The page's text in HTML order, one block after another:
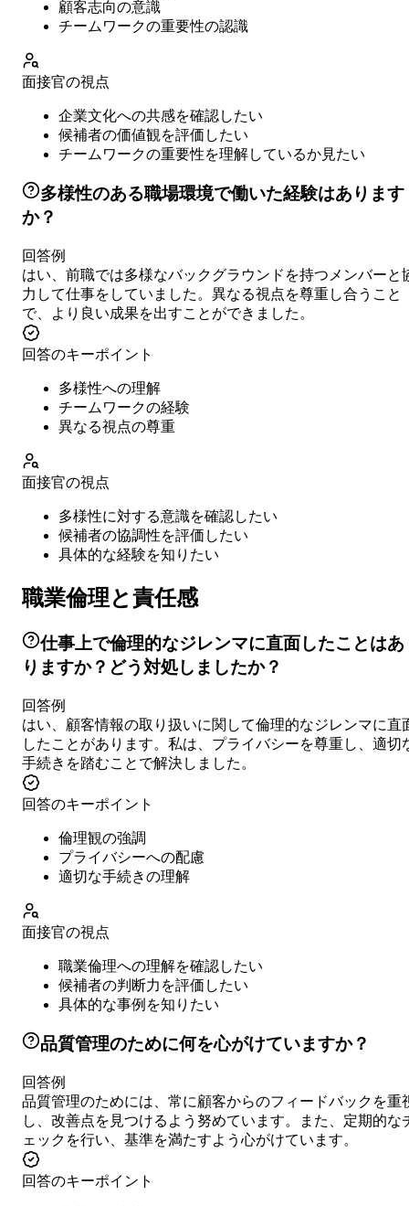
顧客志向の意識
チームワークの重要性の認識
面接官の視点
企業文化への共感を確認したい
候補者の価値観を評価したい
チームワークの重要性を理解しているか見たい
多様性のある職場環境で働いた経験はあります
か？
回答例
はい、前職では多様なバックグラウンドを持つメンバーと
力して仕事をしていました。異なる視点を尊重し合うこと
で、より良い成果を出すことができました。
回答のキーポイント
多様性への理解
チームワークの経験
異なる視点の尊重
面接官の視点
多様性に対する意識を確認したい
候補者の協調性を評価したい
具体的な経験を知りたい
職業倫理と責任感
仕事上で倫理的なジレンマに直面したことはあ
りますか？どう対処しましたか？
回答例
はい、顧客情報の取り扱いに関して倫理的なジレンマに直
したことがあります。私は、プライバシーを尊重し、適切
手続きを踏むことで解決しました。
回答のキーポイント
倫理観の強調
プライバシーへの配慮
適切な手続きの理解
面接官の視点
職業倫理への理解を確認したい
候補者の判断力を評価したい
具体的な事例を知りたい
品質管理のために何を心がけていますか？
回答例
品質管理のためには、常に顧客からのフィードバックを重
し、改善点を見つけるよう努めています。また、定期的な
ェックを行い、基準を満たすよう心がけています。
回答のキーポイント